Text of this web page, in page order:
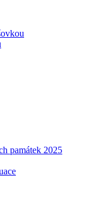
památek 2025